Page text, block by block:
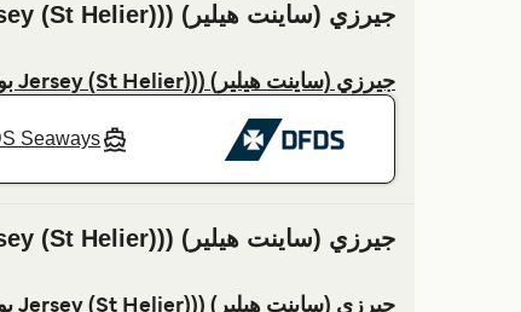
جيرزي (ساينت هيلير) ((Jersey (St Helier) الي بولي (Poole)
جيرزي (ساينت هيلير) ((Jersey (St Helier) بولي (Poole) العبارة
Seaways
جيرزي (ساينت هيلير) ((Jersey (St Helier) الي بورتسموث (Portsmouth)
جيرزي (ساينت هيلير) ((Jersey (St Helier) بورتسموث (Portsmouth) العبارة